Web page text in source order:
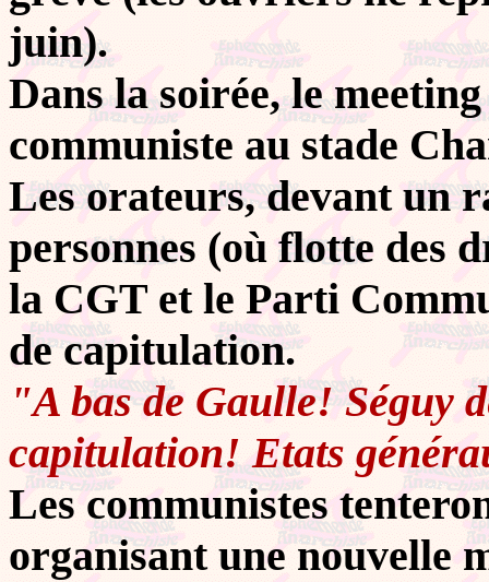
juin).
Dans la soirée, le
communiste au stade
Les orateurs, devant un
personnes (où flotte des
la CGT et le Parti
de capitulation.
"A bas de Gaulle! Séguy
capitulation! Etats
Les communistes
organisant une nouvelle